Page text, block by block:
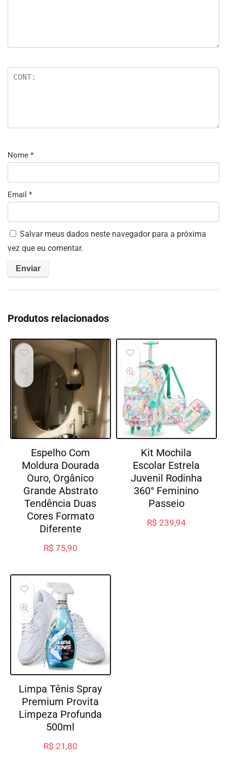
Nome *
Email *
Salvar meus dados neste navegador para a próxima
vez que eu comentar.
Produtos relacionados
Espelho Com
Moldura Dourada
Ouro, Orgânico
Grande Abstrato
Tendência Duas
Cores Formato
Diferente
R$ 75,90
Kit Mochila
Escolar Estrela
Juvenil Rodinha
360° Feminino
Passeio
R$ 239,94
Limpa Tênis Spray
Premium Provita
Limpeza Profunda
500ml
R$ 21,80